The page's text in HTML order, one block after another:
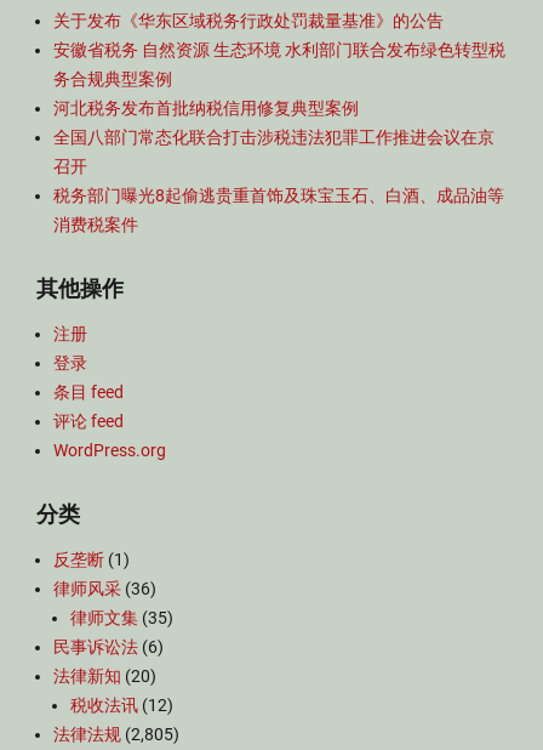
关于发布《华东区域税务行政处罚裁量基准》的公告
安徽省税务 自然资源 生态环境 水利部门联合发布绿色转型税
务合规典型案例
河北税务发布首批纳税信用修复典型案例
全国八部门常态化联合打击涉税违法犯罪工作推进会议在京
召开
税务部门曝光8起偷逃贵重首饰及珠宝玉石、白酒、成品油等
消费税案件
其他操作
注册
登录
条目 feed
评论 feed
WordPress.org
分类
反垄断 (1)
律师风采 (36)
律师文集 (35)
民事诉讼法 (6)
法律新知 (20)
税收法讯 (12)
法律法规 (2,805)